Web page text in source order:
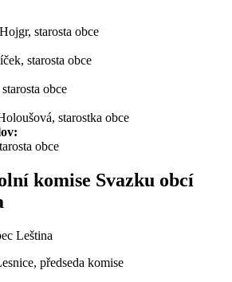
starosta obce
starosta obce
obce
starostka obce
obce
komise Svazku obcí
Leština
předseda komise